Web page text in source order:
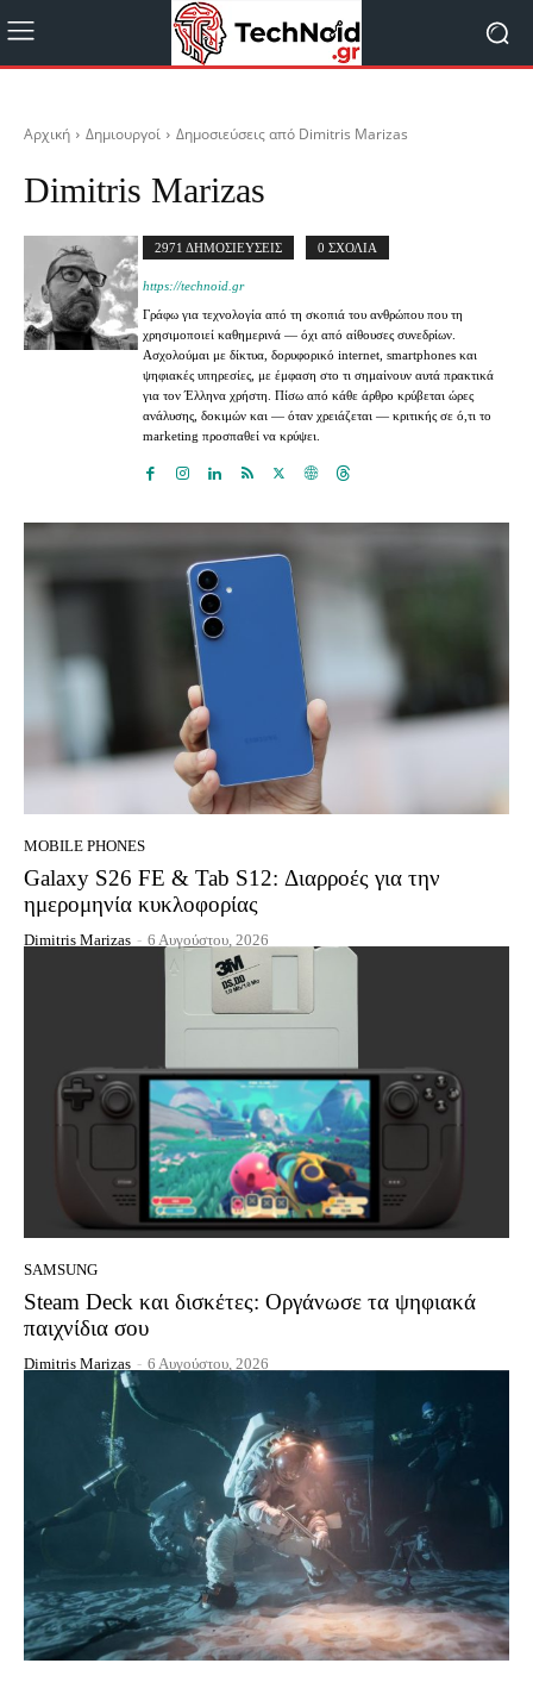
Αρχική Δημιουργοί Δημοσιεύσεις από Dimitris Marizas
Dimitris Marizas
2971 ΔΗΜΟΣΙΕΥΣΕΙΣ 0 ΣΧΟΛΙΑ
https://technoid.gr
Γράφω για τεχνολογία από τη σκοπιά του ανθρώπου που τη
χρησιμοποιεί καθημερινά — όχι από αίθουσες συνεδρίων.
Ασχολούμαι με δίκτυα, δορυφορικό internet, smartphones και
ψηφιακές υπηρεσίες, με έμφαση στο τι σημαίνουν αυτά πρακτικά
για τον Έλληνα χρήστη. Πίσω από κάθε άρθρο κρύβεται ώρες
ανάλυσης, δοκιμών και — όταν χρειάζεται — κριτικής σε ό,τι το
marketing προσπαθεί να κρύψει.
MOBILE PHONES
Galaxy S26 FE & Tab S12: Διαρροές για την
ημερομηνία κυκλοφορίας
Dimitris Marizas - 6 Αυγούστου, 2026
SAMSUNG
Steam Deck και δισκέτες: Οργάνωσε τα ψηφιακά
παιχνίδια σου
Dimitris Marizas - 6 Αυγούστου, 2026